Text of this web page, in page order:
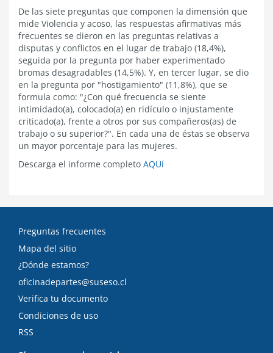
De las siete preguntas que componen la dimensión que
mide Violencia y acoso, las respuestas afirmativas más
frecuentes se dieron en las preguntas relativas a
disputas y conflictos en el lugar de trabajo (18,4%),
seguida por la pregunta por haber experimentado
bromas desagradables (14,5%). Y, en tercer lugar, se dio
en la pregunta por "hostigamiento" (11,8%), que se
formula como: "¿Con qué frecuencia se siente
intimidado(a), colocado(a) en ridículo o injustamente
criticado(a), frente a otros por sus compañeros(as) de
trabajo o su superior?". En cada una de éstas se observa
un mayor porcentaje para las mujeres.
Descarga el informe completo AQUí
Preguntas frecuentes
Mapa del sitio
¿Dónde estamos?
oficinadepartes@suseso.cl
Verifica tu documento
Condiciones de uso
RSS